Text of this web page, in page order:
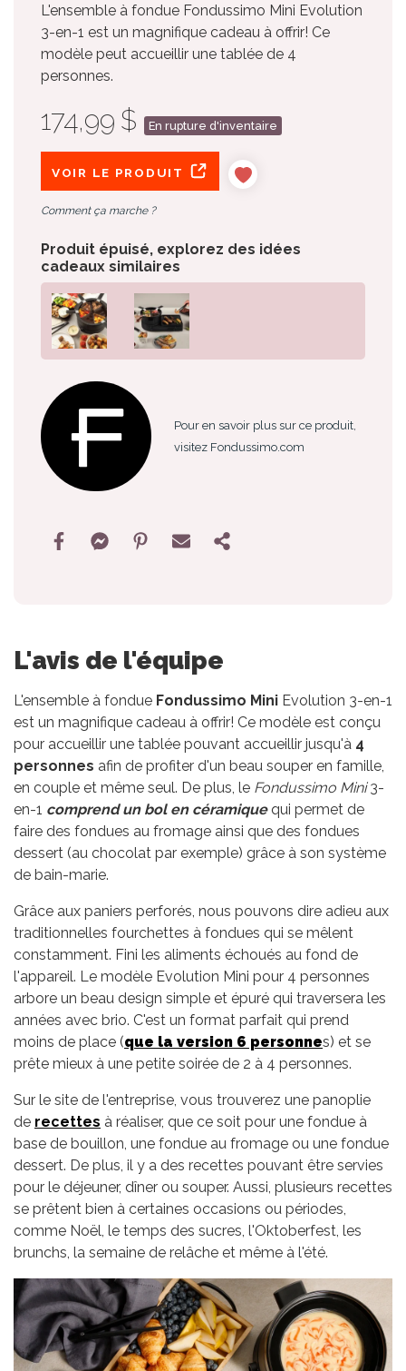
L'ensemble à fondue Fondussimo Mini Evolution
3-en-1 est un magnifique cadeau à offrir! Ce
modèle peut accueillir une tablée de 4
personnes.
174,99 $ En rupture d'inventaire
VOIR LE PRODUIT
Comment ça marche ?
Produit épuisé, explorez des idées
cadeaux similaires
Pour en savoir plus sur ce produit,
visitez Fondussimo.com
L'avis de l'équipe
L'ensemble à fondue Fondussimo Mini Evolution 3-en-1
est un magnifique cadeau à offrir! Ce modèle est conçu
pour accueillir une tablée pouvant accueillir jusqu'à 4
personnes afin de profiter d'un beau souper en famille,
en couple et même seul. De plus, le Fondussimo Mini3-
en-1 comprend un bol en céramiquequi permet de
faire des fondues au fromage ainsi que des fondues
dessert (au chocolat par exemple) grâce à son système
de bain-marie.
Grâce aux paniers perforés, nous pouvons dire adieu aux
traditionnelles fourchettes à fondues qui se mêlent
constamment. Fini les aliments échoués au fond de
l'appareil. Le modèle Evolution Mini pour 4 personnes
arbore un beau design simple et épuré qui traversera les
années avec brio. C'est un format parfait qui prend
moins de place (que la version 6 personnes) et se
prête mieux à une petite soirée de 2 à 4 personnes.
Sur le site de l'entreprise, vous trouverez une panoplie
de recettes à réaliser, que ce soit pour une fondue à
base de bouillon, une fondue au fromage ou une fondue
dessert. De plus, il y a des recettes pouvant être servies
pour le déjeuner, dîner ou souper. Aussi, plusieurs recettes
se prêtent bien à certaines occasions ou périodes,
comme Noël, le temps des sucres, l'Oktoberfest, les
brunchs, la semaine de relâche et même à l'été.